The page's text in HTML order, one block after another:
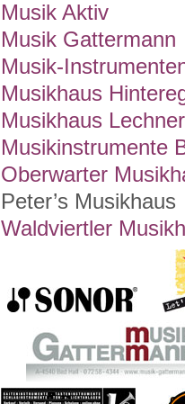
Musik Aktiv
Musik Gattermann
Musik-
Musikhaus
Musikhaus Lechner
Musikinstrumente
Oberwarter
Peter’s Musikhaus
Waldviertler